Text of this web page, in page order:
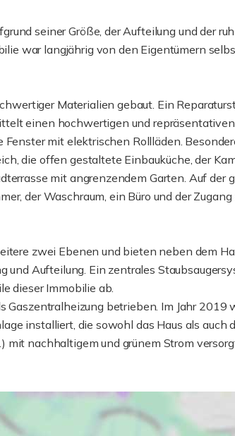
seiner Größe, der Aufteilung und der
war langjährig von den Eigentümern
Materialien gebaut. Ein
einen hochwertigen und repräsentativen
mit elektrischen Rollläden.
die offen gestaltete Einbauküche, der
mit angrenzendem Garten. Auf der
der Waschraum, ein Büro und der
zwei Ebenen und bieten neben dem
und Aufteilung. Ein zentrales
dieser Immobilie ab.
betrieben. Im Jahr 2019
installiert, die sowohl das Haus als auch
nachhaltigem und grünem Strom